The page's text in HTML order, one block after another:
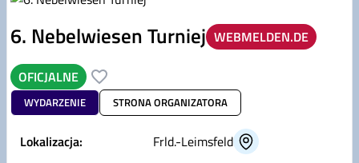
6. Nebelwiesen Turniej WEBMELDEN.DE
OFICJALNE
WYDARZENIE STRONA ORGANIZATORA
Lokalizacja:
Frld.-Leimsfeld